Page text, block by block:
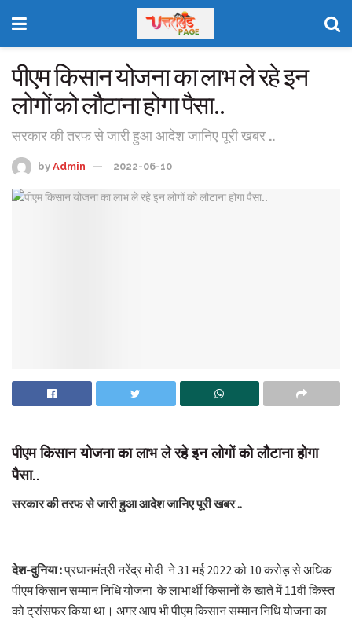
पीएम किसान योजना का लाभ ले रहे इन
लोगों को लौटाना होगा पैसा..
सरकार की तरफ से जारी हुआ आदेश जानिए पूरी खबर ..
by Admin 2022-06-10
पीएम किसान योजना का लाभ ले रहे इन लोगों को लौटाना होगा
पैसा..
सरकार की तरफ से जारी हुआ आदेश जानिए पूरी खबर ..
देश-दुनिया :प्रधानमंत्री नरेंद्र मोदी ने 31 मई 2022 को 10 करोड़ से अधिक
पीएम किसान सम्मान निधि योजना के लाभार्थी किसानों के खाते में 11वीं किस्त
को ट्रांसफर किया था। अगर आप भी पीएम किसान सम्मान निधि योजना का